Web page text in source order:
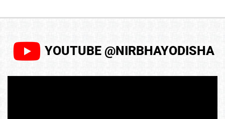
YOUTUBE @NIRBHAYODISHA